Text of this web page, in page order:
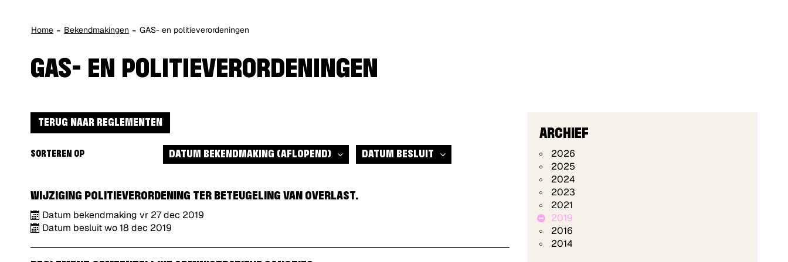
Home Bekendmakingen GAS- en politieverordeningen
GAS- EN POLITIEVERORDENINGEN
TERUG NAAR REGLEMENTEN
SORTEREN OP DATUM BEKENDMAKING (AFLOPEND) DATUM BESLUIT (AFLOPEND)
WIJZIGING POLITIEVERORDENING TER BETEUGELING VAN OVERLAST.
Datum bekendmaking vr 27dec 2019
Datum besluitwo18 dec 2019
ARCHIEF
2026
2025
2024
2023
2021
2019
2016
2014